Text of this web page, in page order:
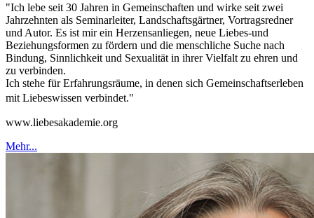
"Ich lebe seit 30 Jahren in Gemeinschaften und wirke seit zwei
Jahrzehnten als Seminarleiter, Landschaftsgärtner, Vortragsredner
und Autor. Es ist mir ein Herzensanliegen, neue Liebes-und
Beziehungsformen zu fördern und die menschliche Suche nach
Bindung, Sinnlichkeit und Sexualität in ihrer Vielfalt zu ehren und
zu verbinden.
Ich stehe für Erfahrungsräume, in denen sich Gemeinschaftserleben
mit Liebeswissen verbindet."
www.liebesakademie.org
Mehr...